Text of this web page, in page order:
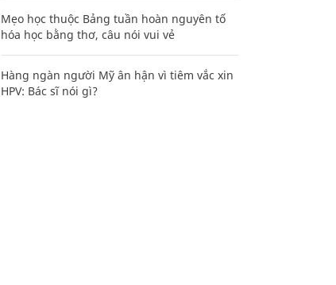
Mẹo học thuộc Bảng tuần hoàn nguyên tố
hóa học bằng thơ, câu nói vui vẻ
Hàng ngàn người Mỹ ân hận vì tiêm vắc xin
HPV: Bác sĩ nói gì?